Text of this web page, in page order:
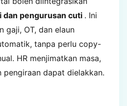
dan pengurusan cuti . Ini
gaji, OT, dan elaun
tanpa perlu copy-
HR menjimatkan masa,
pengiraan dapat dielakkan.